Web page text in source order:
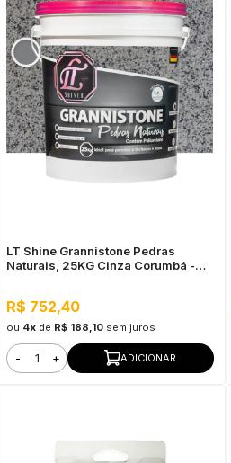
LT Shine Grannistone Pedras
Naturais, 25KG Cinza Corumbá -
R$ 752,40
ou 4x de R$ 188,10 sem juros
- + ADICIONAR